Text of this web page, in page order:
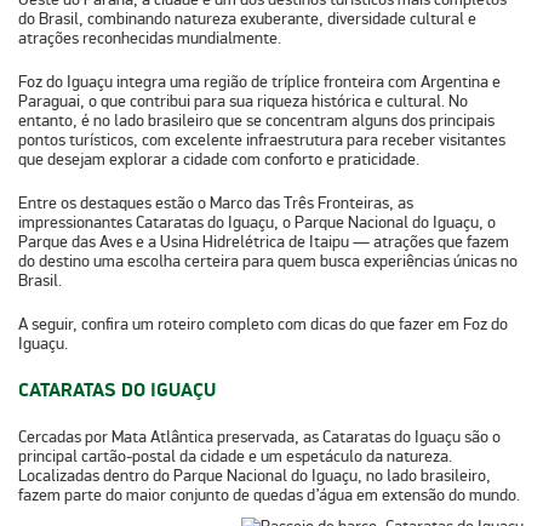
do Brasil, combinando natureza exuberante, diversidade cultural e
atrações reconhecidas mundialmente.
Foz do Iguaçu integra uma região de tríplice fronteira com Argentina e
Paraguai, o que contribui para sua riqueza histórica e cultural. No
entanto, é no lado brasileiro que se concentram alguns dos principais
pontos turísticos, com excelente infraestrutura para receber visitantes
que desejam explorar a cidade com conforto e praticidade.
Entre os destaques estão o Marco das Três Fronteiras, as
impressionantes Cataratas do Iguaçu, o Parque Nacional do Iguaçu, o
Parque das Aves e a Usina Hidrelétrica de Itaipu — atrações que fazem
do destino uma escolha certeira para quem busca experiências únicas no
Brasil.
A seguir, confira um roteiro completo com dicas do que fazer em Foz do
Iguaçu.
CATARATAS DO IGUAÇU
Cercadas por Mata Atlântica preservada, as Cataratas do Iguaçu são o
principal cartão-postal da cidade e um espetáculo da natureza.
Localizadas dentro do Parque Nacional do Iguaçu, no lado brasileiro,
fazem parte do maior conjunto de quedas d’água em extensão do mundo.